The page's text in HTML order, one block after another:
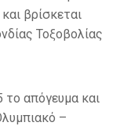
βρίσκεται
Τοξοβολίας
το απόγευμα και
–